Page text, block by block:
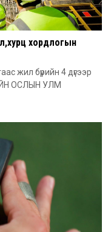
хордлогын
жил бүрийн 4 дүгээр
ОСЛЫН УЛМ